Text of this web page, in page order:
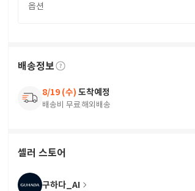
옵션
배송정보
8/19 (수) 도착예정
배송비 무료해외배송
셀러 스토어
구하다_AI